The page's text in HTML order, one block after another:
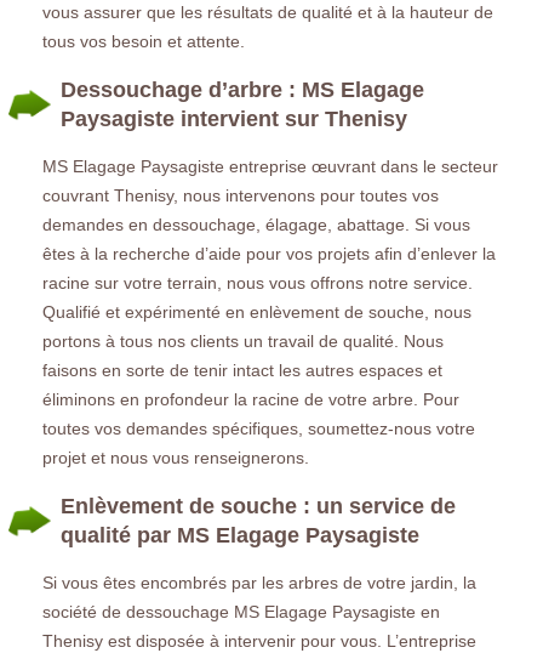
vous assurer que les résultats de qualité et à la hauteur de
tous vos besoin et attente.
Dessouchage d’arbre : MS Elagage
Paysagiste intervient sur Thenisy
MS Elagage Paysagiste entreprise œuvrant dans le secteur
couvrant Thenisy, nous intervenons pour toutes vos
demandes en dessouchage, élagage, abattage. Si vous
êtes à la recherche d’aide pour vos projets afin d’enlever la
racine sur votre terrain, nous vous offrons notre service.
Qualifié et expérimenté en enlèvement de souche, nous
portons à tous nos clients un travail de qualité. Nous
faisons en sorte de tenir intact les autres espaces et
éliminons en profondeur la racine de votre arbre. Pour
toutes vos demandes spécifiques, soumettez-nous votre
projet et nous vous renseignerons.
Enlèvement de souche : un service de
qualité par MS Elagage Paysagiste
Si vous êtes encombrés par les arbres de votre jardin, la
société de dessouchage MS Elagage Paysagiste en
Thenisy est disposée à intervenir pour vous. L’entreprise